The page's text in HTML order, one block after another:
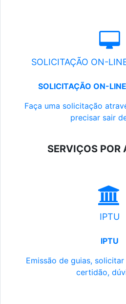
SOLICITAÇÃO ON-
SOLICITAÇÃO ON-
Faça uma solicitação
precisar sair
SERVIÇOS POR
IPTU
IPTU
Emissão de guias,
certidão,